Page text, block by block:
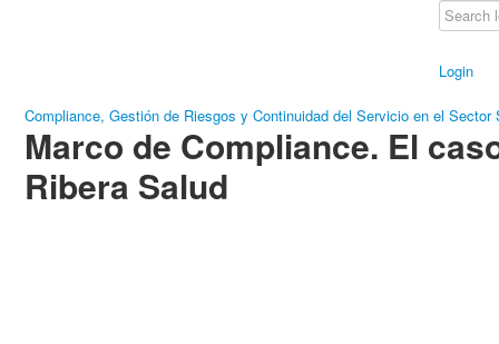
Login
Compliance, Gestión de Riesgos y Continuidad del Servicio en el Sector
Marco de Compliance. El
Ribera Salud